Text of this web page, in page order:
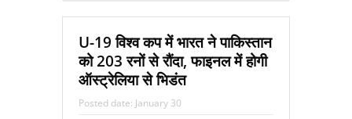
U-19 विश्व कप में भारत ने पाकिस्तान
को 203 रनों से रौंदा, फाइनल में होगी
ऑस्ट्रेलिया से भिडंत
Posted date: January 30